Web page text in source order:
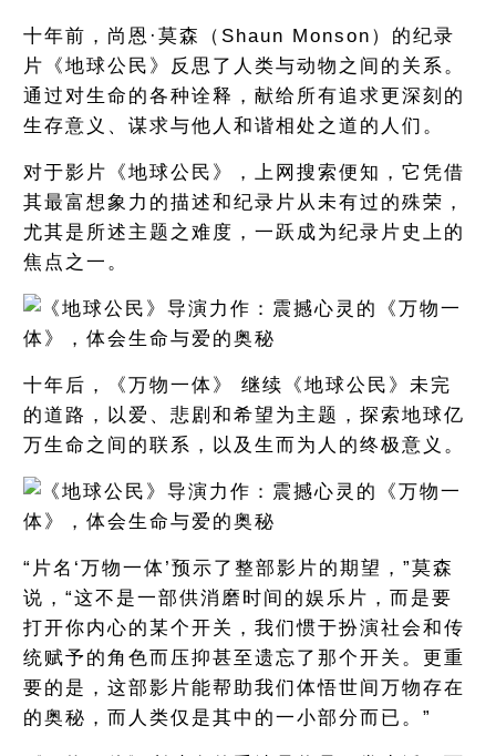
十年前，尚恩·莫森（Shaun Monson）的纪录
片《地球公民》反思了人类与动物之间的关系。
通过对生命的各种诠释，献给所有追求更深刻的
生存意义、谋求与他人和谐相处之道的人们。
对于影片《地球公民》，上网搜索便知，它凭借
其最富想象力的描述和纪录片从未有过的殊荣，
尤其是所述主题之难度，一跃成为纪录片史上的
焦点之一。
十年后，《万物一体》 继续《地球公民》未完
的道路，以爱、悲剧和希望为主题，探索地球亿
万生命之间的联系，以及生而为人的终极意义。
“片名‘万物一体’预示了整部影片的期望，”莫森
说，“这不是一部供消磨时间的娱乐片，而是要
打开你内心的某个开关，我们惯于扮演社会和传
统赋予的角色而压抑甚至遗忘了那个开关。更重
要的是，这部影片能帮助我们体悟世间万物存在
的奥秘，而人类仅是其中的一小部分而已。”